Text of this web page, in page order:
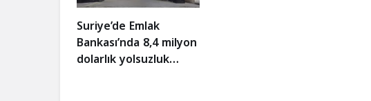
Suriye’de Emlak
Bankası’nda 8,4 milyon
dolarlık yolsuzluk